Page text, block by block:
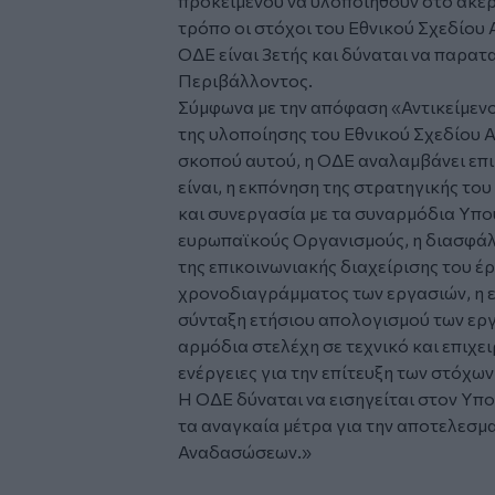
τρόπο οι στόχοι του Εθνικού
ΟΔΕ είναι 3ετής και δύναται να
Περιβάλλοντος.
Σύμφωνα με την απόφαση «
της υλοποίησης του Εθνικού Σχεδίου
σκοπού αυτού, η ΟΔΕ αναλαμβάνει
είναι, η εκπόνηση της στρατηγικής
και συνεργασία με τα συναρμόδια
ευρωπαϊκούς Οργανισμούς, η
της επικοινωνιακής διαχείρισης του
χρονοδιαγράμματος των εργασιών, η
σύνταξη ετήσιου απολογισμού των
αρμόδια στελέχη σε τεχνικό και
ενέργειες για την επίτευξη των
Η ΟΔΕ δύναται να εισηγείται στον
τα αναγκαία μέτρα για την
Αναδασώσεων.»